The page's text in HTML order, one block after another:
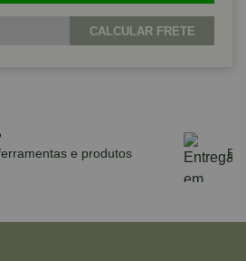
CALCULAR FRETE
10x sem juros no cartão
de R$590,00